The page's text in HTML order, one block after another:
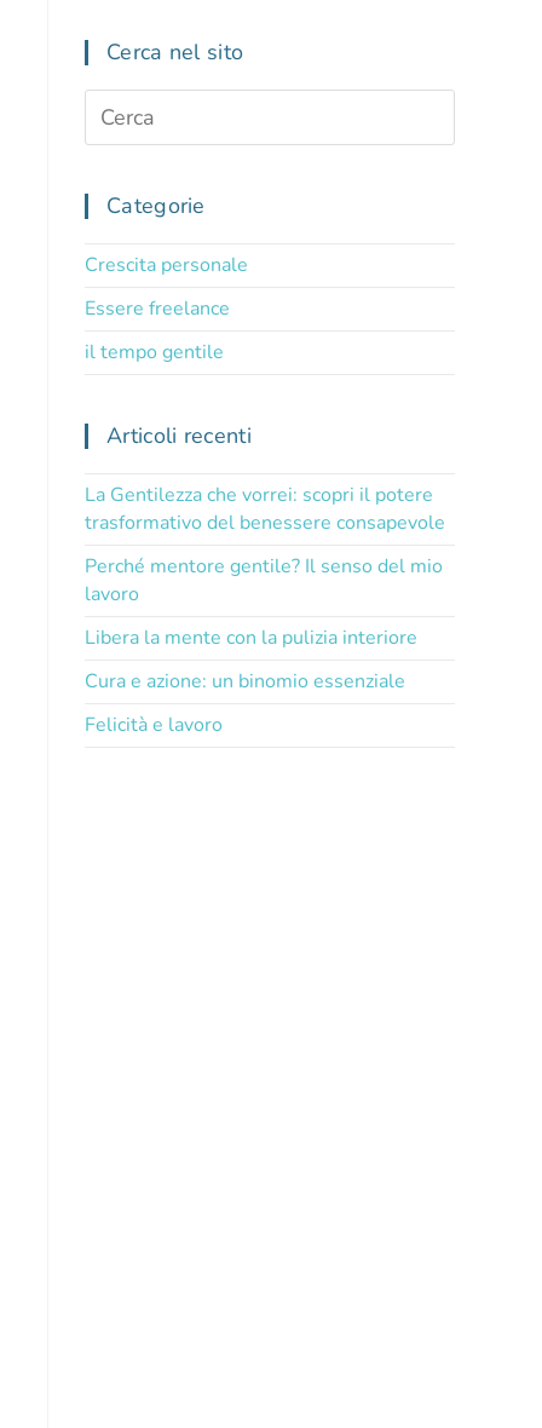
Cerca nel sito
Categorie
Crescita personale
Essere freelance
il tempo gentile
Articoli recenti
La Gentilezza che vorrei: scopri il potere
trasformativo del benessere consapevole
Perché mentore gentile? Il senso del mio
lavoro
Libera la mente con la pulizia interiore
Cura e azione: un binomio essenziale
Felicità e lavoro